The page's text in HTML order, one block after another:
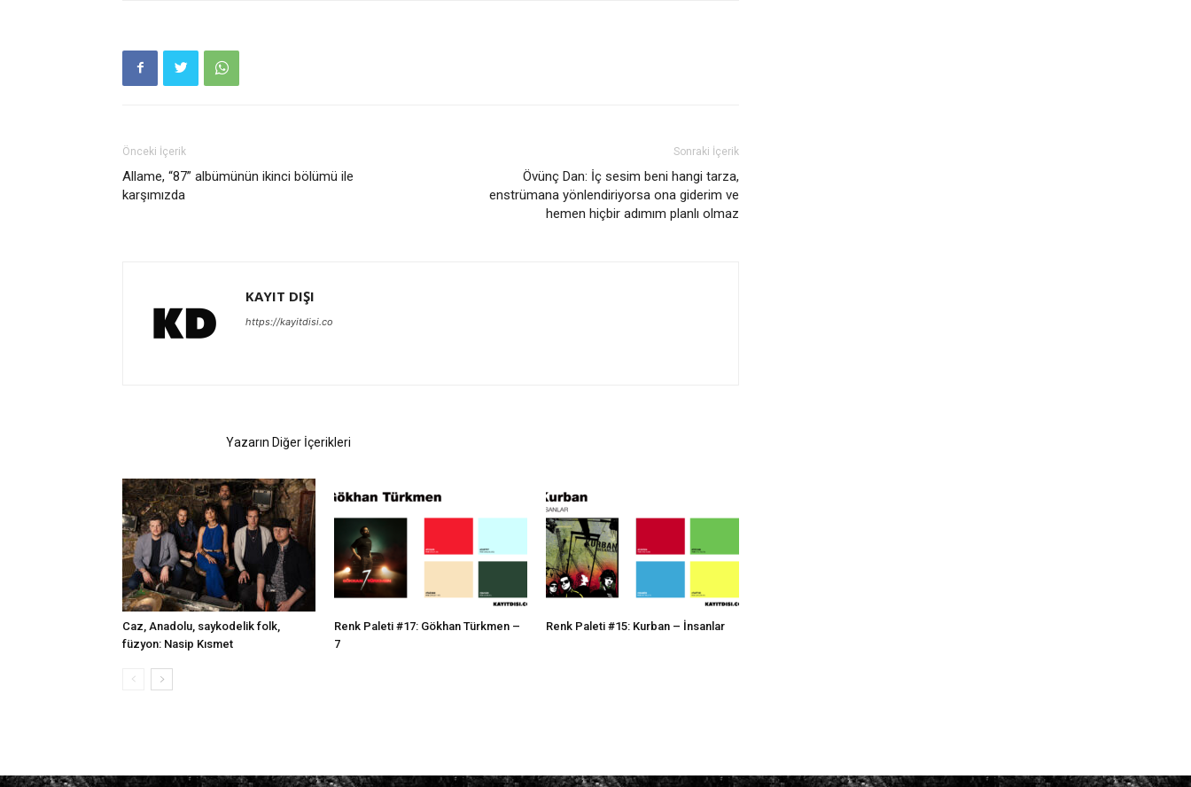
Önceki İçerik
Allame, “87” albümünün ikinci bölümü ile
karşımızda
Sonraki İçerik
Övünç Dan: İç sesim beni hangi tarza,
enstrümana yönlendiriyorsa ona giderim ve
hemen hiçbir adımım planlı olmaz
KAYIT DIŞI
https://kayitdisi.co
Yazarın Diğer İçerikleri
Caz, Anadolu, saykodelik folk,
füzyon: Nasip Kısmet
Renk Paleti #17: Gökhan Türkmen –
7
Renk Paleti #15: Kurban – İnsanlar